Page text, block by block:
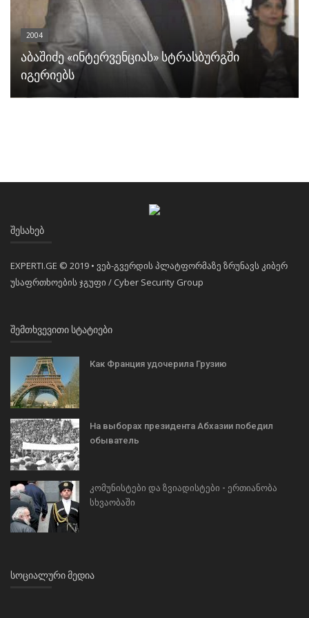
2004
აბაშიძე «ინტერვენციას» სტრასბურგში
იგერიებს
ᲨᲔᲡᲐᲮᲔᲑ
EXPERTI.GE © 2019 • ვებ-გვერდის პლატფორმაზე ზრუნავს კიბერ
უსაფრთხოების ჯგუფი / Cyber Security Group
ᲨᲔᲛᲗᲮᲕᲔᲕᲘᲗᲘ ᲡᲢᲐᲢᲘᲔᲑᲘ
Как Франция удочерила Грузию
На выборах президента Абхазии победил
обыватель
კომუნისტები და ზვიადისტები - ერთიანობა
სხვაობაში
ᲡᲝᲪᲘᲐᲚᲣᲠᲘ ᲛᲔᲓᲘᲐ